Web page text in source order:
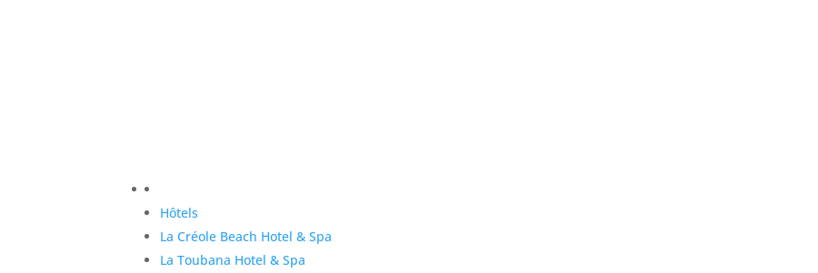
Hôtels
La Créole Beach Hotel & Spa
La Toubana Hotel & Spa